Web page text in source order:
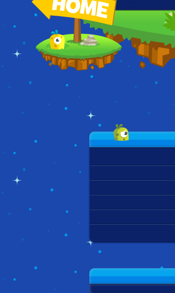
ADVENTURE
TIME: FABLES OF
OOO
BEN 10: ALIEN
RUSH